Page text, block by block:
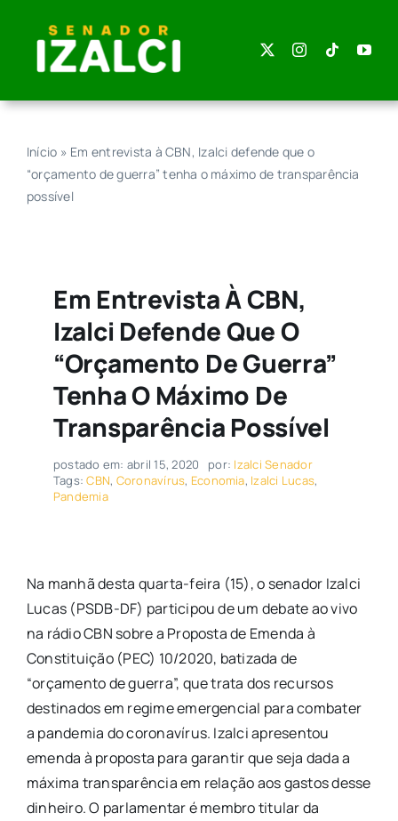
content
Início » Em entrevista à CBN, Izalci defende que o
“orçamento de guerra” tenha o máximo de transparência
possível
Em Entrevista À CBN,
Izalci Defende Que O
“orçamento De Guerra”
Tenha O Máximo De
Transparência Possível
postado em: abril 15, 2020 por: Izalci Senador
Tags:CBN, Coronavírus, Economia, Izalci Lucas,
Pandemia
Na manhã desta quarta-feira (15), o senador Izalci
Lucas (PSDB-DF) participou de um debate ao vivo
na rádio CBN sobre a Proposta de Emenda à
Constituição (PEC) 10/2020, batizada de
“orçamento de guerra”, que trata dos recursos
destinados em regime emergencial para combater
a pandemia do coronavírus. Izalci apresentou
emenda à proposta para garantir que seja dada a
máxima transparência em relação aos gastos desse
dinheiro. O parlamentar é membro titular da